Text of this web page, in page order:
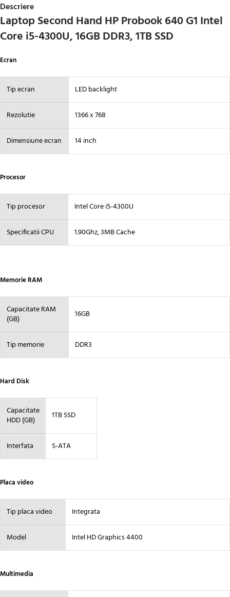
Descriere
Laptop Second Hand HP Probook 640 G1 Intel
Core i5-4300U, 16GB DDR3, 1TB SSD
Ecran
Tip ecran LED backlight
Rezolutie 1366 x 768
Dimensiune ecran 14 inch
Procesor
Tip procesor Intel Core i5-4300U
Specificatii CPU 1.90Ghz, 3MB Cache
Memorie RAM
Capacitate RAM
(GB)
16GB
Tip memorie DDR3
Hard Disk
Capacitate
HDD (GB)
1TB SSD
Interfata S-ATA
Placa video
Tip placa video Integrata
Model Intel HD Graphics 4400
Multimedia